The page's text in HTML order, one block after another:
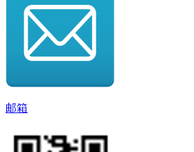
邮箱